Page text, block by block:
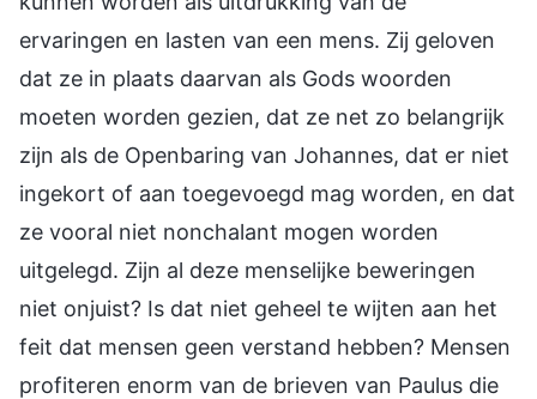
ervaringen en lasten van een mens. Zij geloven
dat ze in plaats daarvan als Gods woorden
moeten worden gezien, dat ze net zo belangrijk
zijn als de Openbaring van Johannes, dat er niet
ingekort of aan toegevoegd mag worden, en dat
ze vooral niet nonchalant mogen worden
uitgelegd. Zijn al deze menselijke beweringen
niet onjuist? Is dat niet geheel te wijten aan het
feit dat mensen geen verstand hebben? Mensen
profiteren enorm van de brieven van Paulus die